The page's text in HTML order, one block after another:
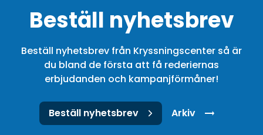
Beställ nyhetsbrev
Beställ nyhetsbrev från Kryssningscenter så är
du bland de första att få rederiernas
erbjudanden och kampanjförmåner!
Beställ nyhetsbrev Arkiv